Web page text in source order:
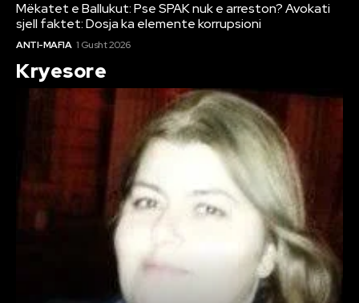
Mëkatet e Ballukut: Pse SPAK nuk e arreston? Avokati
sjell faktet: Dosja ka elemente korrupsioni
ANTI-MAFIA 1 Gusht 2026
Kryesore